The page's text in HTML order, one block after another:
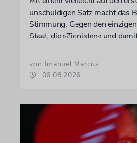
unschuldigen Satz macht das
Stimmung. Gegen den
Staat, die »Zionisten« und
von Imanuel Marcus
06.08.2026